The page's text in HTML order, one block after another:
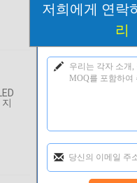
저희에게 연락
리